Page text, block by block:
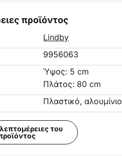
προϊόντος
Lindby
9956063
Ύψος: 5 cm
Πλάτος: 80 cm
Πλαστικό, αλουμίνιο
του